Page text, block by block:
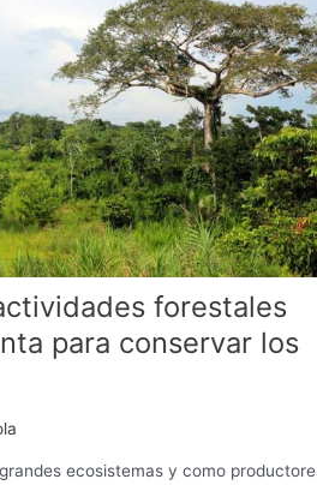
forestales
para conservar los
ecosistemas y como